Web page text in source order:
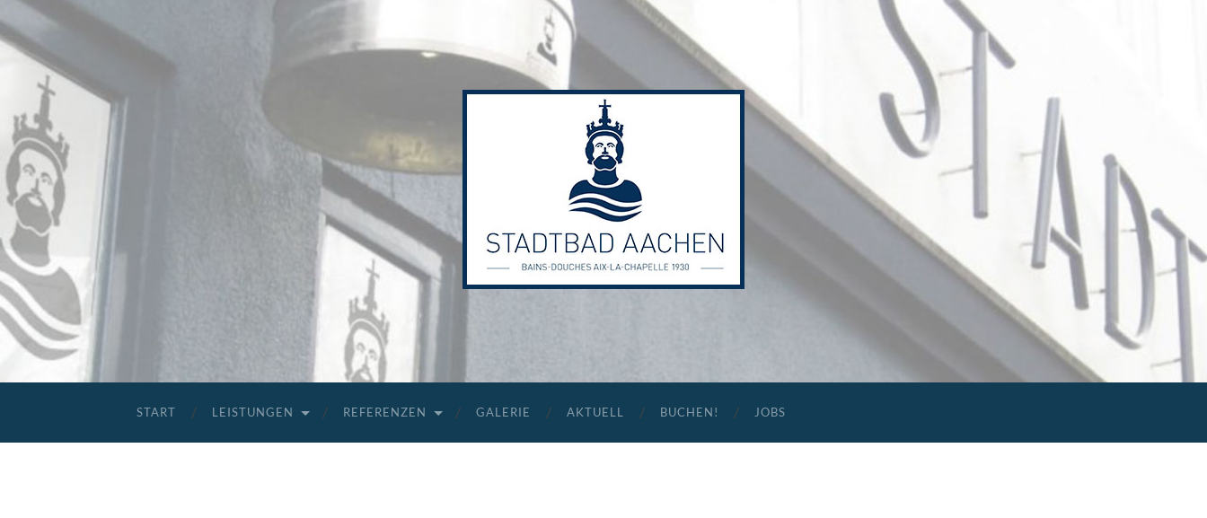
START LEISTUNGEN REFERENZEN GALERIE AKTUELL BUCHEN! JOBS